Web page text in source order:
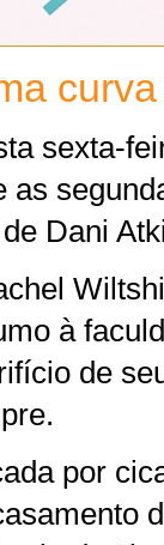
sexta-
as
Dani
à
de
por